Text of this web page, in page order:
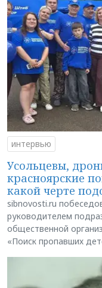
интервью
Усольцевы,
красноярские
какой черте
sibnovosti.ru
руководителем
общественной
«Поиск пропавших